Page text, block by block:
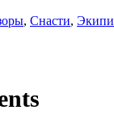
, Снасти,